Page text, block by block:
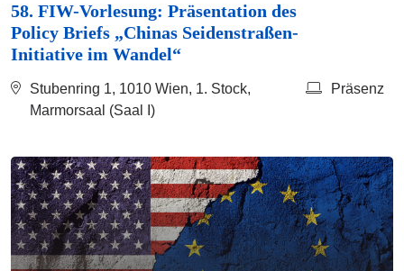
58. FIW-Vorlesung: Präsentation des
Policy Briefs „Chinas Seidenstraßen-
Initiative im Wandel“
Stubenring 1, 1010 Wien, 1. Stock,
Marmorsaal (Saal I)
Präsenz